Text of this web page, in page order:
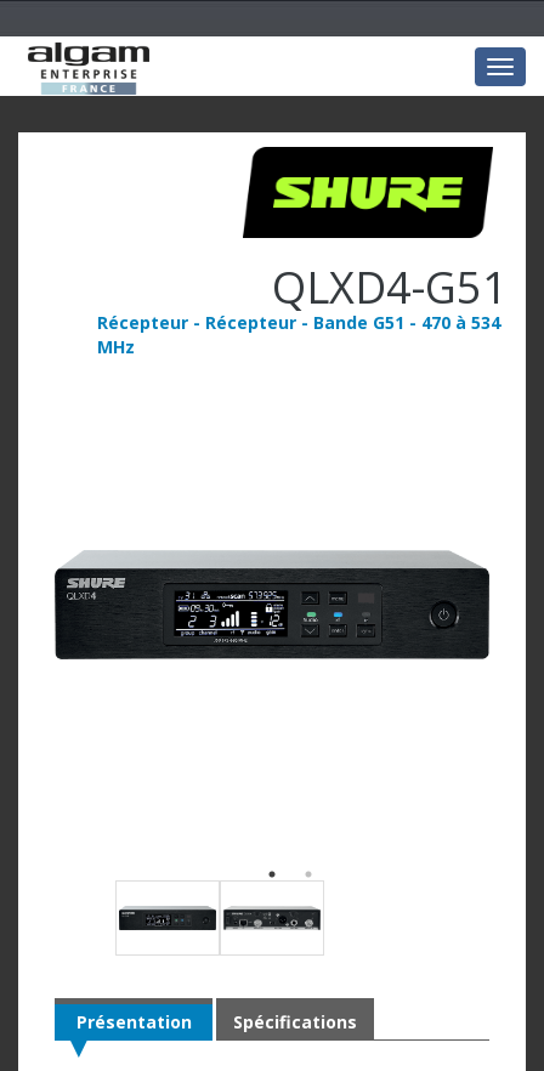
QLXD4-G51
Récepteur - Récepteur - Bande G51 - 470 à 534
MHz
Présentation Spécifications